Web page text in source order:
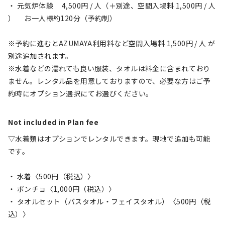
・ 元気炉体験     4,500円 / 人（＋別途、空間入場料 1,500円 / 人
）　 お一人様約120分（予約制）
※予約に進むとAZUMAYA利用料など空間入場料 1,500円 / 人 が
別途追加されます。
※水着などの濡れても良い服装、タオルは料金に含まれており
ません。レンタル品を用意しておりますので、必要な方はご予
約時にオプション選択にてお選びください。
Not included in Plan fee
▽水着類はオプションでレンタルできます。現地で追加も可能
です。
・ 水着〈500円（税込）〉
・ ポンチョ〈1,000円（税込）〉
・ タオルセット（バスタオル・フェイスタオル）〈500円（税
込）〉